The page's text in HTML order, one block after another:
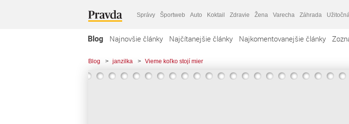
Správy Športweb Auto Koktail Zdravie Žena Varecha Záhrada Užitočná
Blog Najnovšie články Najčítanejšie články Najkomentovanejšie články
Blog > janzilka > Vieme koľko stojí mier